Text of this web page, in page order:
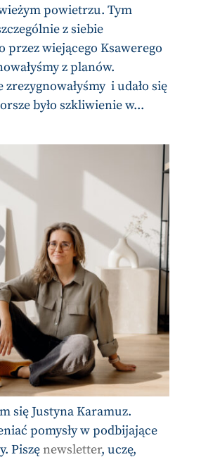
powietrzu. Tym
z siebie
przez wiejącego Ksawerego
z planów.
zrezygnowałyśmy i udało się
było szkliwienie w...
się Justyna Karamuz.
pomysły w podbijające
Piszęnewsletter, uczę,